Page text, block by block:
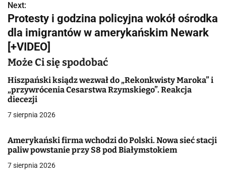
i
g
a
c
j
a
p
i
Next:
Protesty i godzina policyjna wokół ośrodka
dla imigrantów w amerykańskim Newark
[+VIDEO]
Może Ci się spodobać
Hiszpański ksiądz wezwał do „Rekonkwisty Maroka” i
„przywrócenia Cesarstwa Rzymskiego”. Reakcja
diecezji
7 sierpnia 2026
Amerykański firma wchodzi do Polski. Nowa sieć stacji
paliw powstanie przy S8 pod Białymstokiem
7 sierpnia 2026